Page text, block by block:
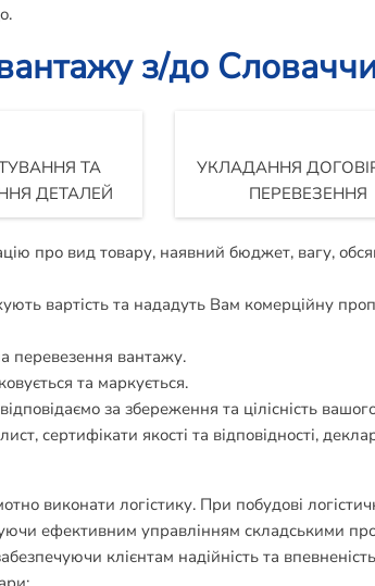
з/до
ТА
ДЕТАЛЕЙ
УКЛАДАННЯ
ПЕРЕВЕЗЕННЯ
про вид товару, наявний бюджет, вагу,
вартість та нададуть Вам комерційну
перевезення вантажу.
та маркується.
за збереження та цілісність
сертифікати якості та відповідності,
виконати логістику. При побудові
ефективним управлінням складськими
клієнтам надійність та